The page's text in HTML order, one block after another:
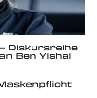
Diskursreihe
Ben Yishai